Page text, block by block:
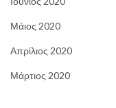
Μάιος 2020
Απρίλιος 2020
Μάρτιος 2020